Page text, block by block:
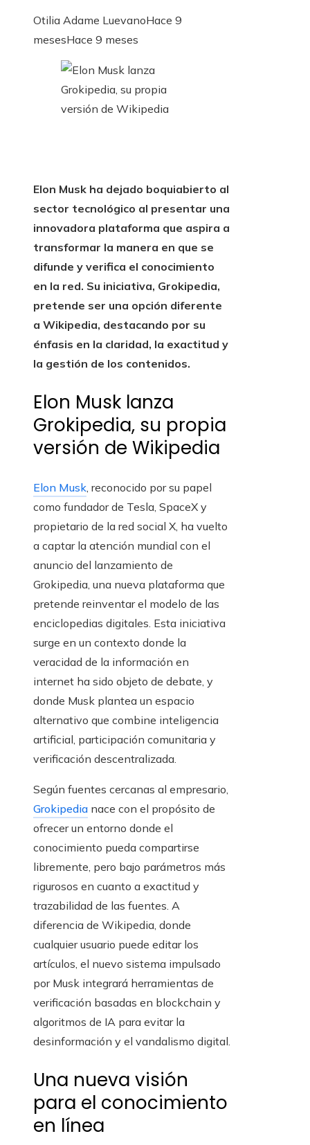
Otilia Adame LuevanoHace 9
mesesHace 9 meses
Elon Musk ha dejado boquiabierto al
sector tecnológico al presentar una
innovadora plataforma que aspira a
transformar la manera en que se
difunde y verifica el conocimiento
en la red. Su iniciativa, Grokipedia,
pretende ser una opción diferente
a Wikipedia, destacando por su
énfasis en la claridad, la exactitud y
la gestión de los contenidos.
Elon Musk lanza
Grokipedia, su propia
versión de Wikipedia
Elon Musk, reconocido por su papel
como fundador de Tesla, SpaceX y
propietario de la red social X, ha vuelto
a captar la atención mundial con el
anuncio del lanzamiento de
Grokipedia, una nueva plataforma que
pretende reinventar el modelo de las
enciclopedias digitales. Esta iniciativa
surge en un contexto donde la
veracidad de la información en
internet ha sido objeto de debate, y
donde Musk plantea un espacio
alternativo que combine inteligencia
artificial, participación comunitaria y
verificación descentralizada.
Según fuentes cercanas al empresario,
Grokipedia nace con el propósito de
ofrecer un entorno donde el
conocimiento pueda compartirse
libremente, pero bajo parámetros más
rigurosos en cuanto a exactitud y
trazabilidad de las fuentes. A
diferencia de Wikipedia, donde
cualquier usuario puede editar los
artículos, el nuevo sistema impulsado
por Musk integrará herramientas de
verificación basadas en blockchain y
algoritmos de IA para evitar la
desinformación y el vandalismo digital.
Una nueva visión
para el conocimiento
en línea